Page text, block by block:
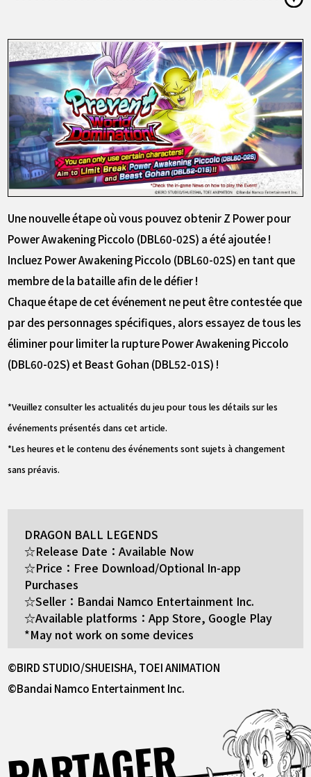
Une nouvelle étape où vous pouvez obtenir Z Power pour
Power Awakening Piccolo (DBL60-02S) a été ajoutée !
Incluez Power Awakening Piccolo (DBL60-02S) en tant que
membre de la bataille afin de le défier !
Chaque étape de cet événement ne peut être contestée que
par des personnages spécifiques, alors essayez de tous les
éliminer pour limiter la rupture Power Awakening Piccolo
(DBL60-02S) et Beast Gohan (DBL52-01S) !
*Veuillez consulter les actualités du jeu pour tous les détails sur les
événements présentés dans cet article.
*Les heures et le contenu des événements sont sujets à changement
sans préavis.
DRAGON BALL LEGENDS
☆Release Date：Available Now
☆Price：Free Download/Optional In-app
Purchases
☆Seller：Bandai Namco Entertainment Inc.
☆Available platforms：App Store, Google Play
*May not work on some devices
©BIRD STUDIO/SHUEISHA, TOEI ANIMATION
©Bandai Namco Entertainment Inc.